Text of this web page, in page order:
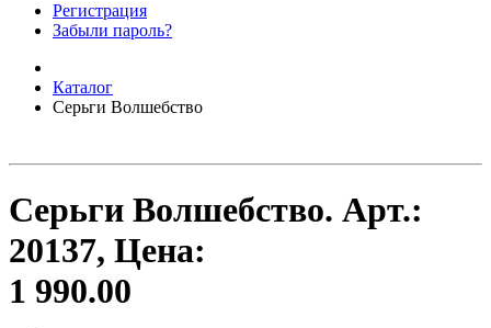
Регистрация
Забыли пароль?
Каталог
Серьги Волшебство
Серьги Волшебство. Арт.:
20137, Цена:
1 990.00